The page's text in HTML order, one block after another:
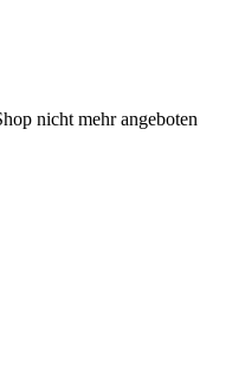
nicht mehr angeboten